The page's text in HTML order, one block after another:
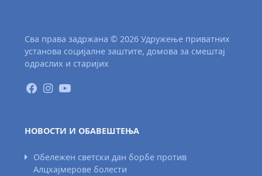
Сва права задржана © 2026 Удружење приватних
установа социјалне заштите, домова за смештај
одраслих и старијих
НОВОСТИ И ОБАВЕШТЕЊА
Обележен светски дан борбе против
Алцхајмерове болести